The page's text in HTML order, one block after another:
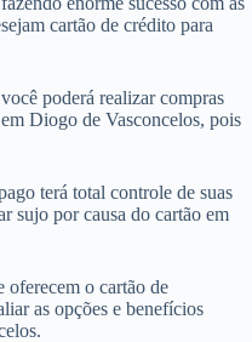
cartão de crédito para
poderá realizar compras
Diogo de Vasconcelos, pois
terá total controle de suas
sujo por causa do cartão em
oferecem o cartão de
as opções e benefícios